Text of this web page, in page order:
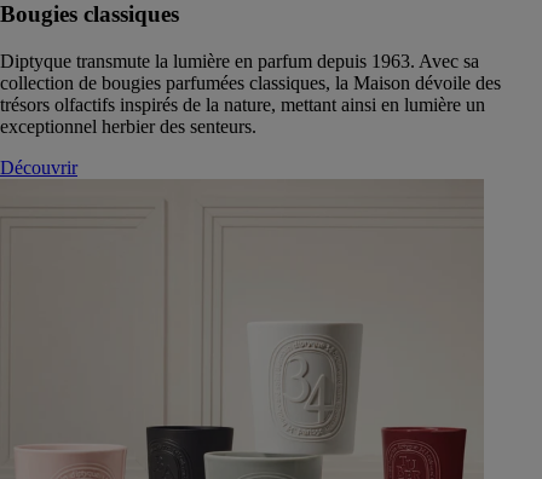
Bougies classiques
Diptyque transmute la lumière en parfum depuis 1963. Avec sa
collection de bougies parfumées classiques, la Maison dévoile des
trésors olfactifs inspirés de la nature, mettant ainsi en lumière un
exceptionnel herbier des senteurs.
Découvrir